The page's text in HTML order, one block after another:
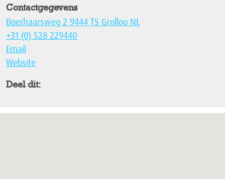
Contactgegevens
Boerhaarsweg 2 9444 TS Grolloo NL
+31 (0) 528 229440
Email
Website
Deel dit: